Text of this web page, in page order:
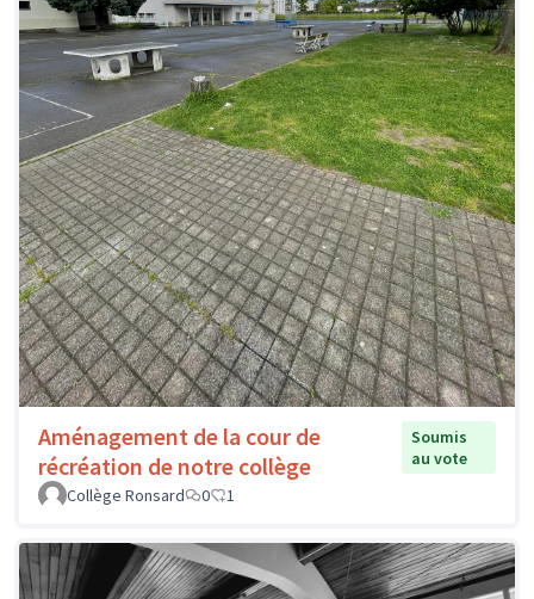
Aménagement de la cour de
récréation de notre collège
Soumis
au vote
Collège Ronsard
0 1